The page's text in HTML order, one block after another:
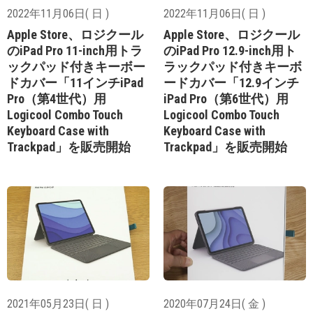
2022年11月06日( 日 )
Apple Store、ロジクール
のiPad Pro 11-inch用トラ
ックパッド付きキーボー
ドカバー「11インチiPad
Pro（第4世代）用
Logicool Combo Touch
Keyboard Case with
Trackpad」を販売開始
2022年11月06日( 日 )
Apple Store、ロジクール
のiPad Pro 12.9-inch用ト
ラックパッド付きキーボ
ードカバー「12.9インチ
iPad Pro（第6世代）用
Logicool Combo Touch
Keyboard Case with
Trackpad」を販売開始
2021年05月23日( 日 ) 2020年07月24日( 金 )